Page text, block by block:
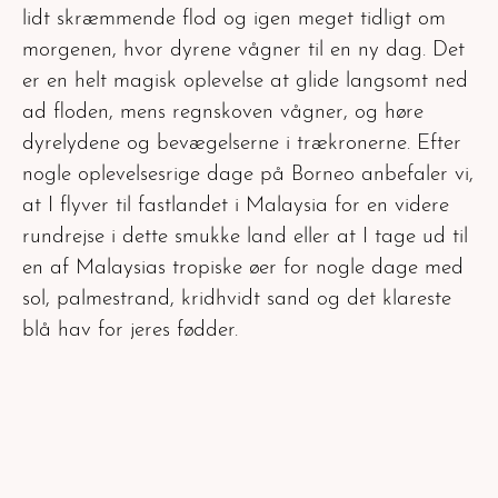
lidt skræmmende flod og igen meget tidligt om
morgenen, hvor dyrene vågner til en ny dag. Det
er en helt magisk oplevelse at glide langsomt ned
ad floden, mens regnskoven vågner, og høre
dyrelydene og bevægelserne i trækronerne. Efter
nogle oplevelsesrige dage på Borneo anbefaler vi,
at I flyver til fastlandet i Malaysia for en videre
rundrejse i dette smukke land eller at I tage ud til
en af Malaysias tropiske øer for nogle dage med
sol, palmestrand, kridhvidt sand og det klareste
blå hav for jeres fødder.